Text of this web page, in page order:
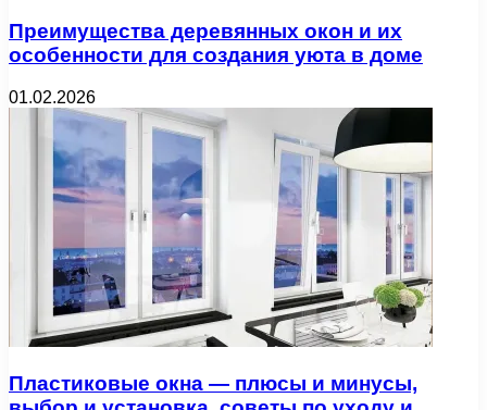
Преимущества деревянных окон и их
особенности для создания уюта в доме
01.02.2026
Пластиковые окна — плюсы и минусы,